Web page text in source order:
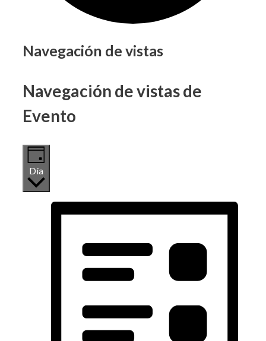
Eventos
30
2024
Navegación de vistas
Navegación de vistas de
Evento
Día